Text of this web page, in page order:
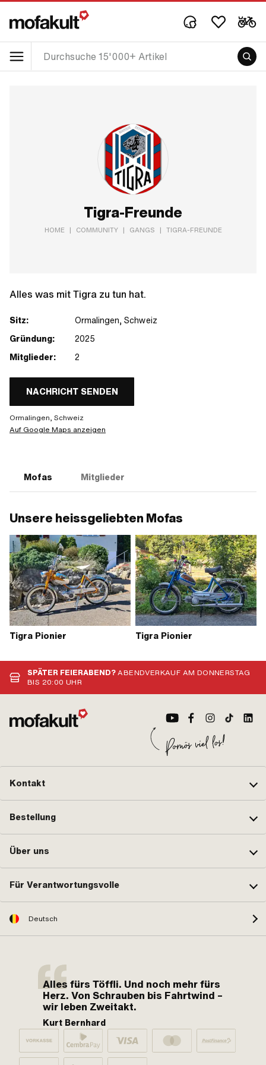
Tigra-Freunde
HOME | COMMUNITY | GANGS | TIGRA-FREUNDE
Alles was mit Tigra zu tun hat.
Sitz:
Ormalingen, Schweiz
Gründung:
2025
Mitglieder:
2
NACHRICHT SENDEN
Ormalingen, Schweiz
Auf Google Maps anzeigen
Mofas Mitglieder
Unsere heissgeliebten Mofas
Tigra Pionier Tigra Pionier
SPÄTER FEIERABEND?ABENDVERKAUF AM DONNERSTAG
BIS 20:00 UHR
Kontakt
Bestellung
Über uns
Für Verantwortungsvolle
Deutsch
Alles fürs Töffli. Und noch mehr fürs
Herz. Von Schrauben bis Fahrtwind –
wir leben Zweitakt.
Kurt Bernhard